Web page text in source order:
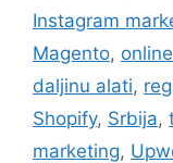
Instagram
Magento,
daljinu alati,
Shopify, Srbija,
marketing,